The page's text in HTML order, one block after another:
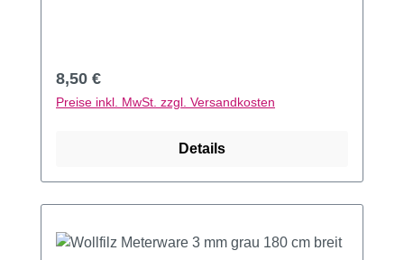
Regulärer Preis:
8,50 €
Preise inkl. MwSt. zzgl. Versandkosten
Details